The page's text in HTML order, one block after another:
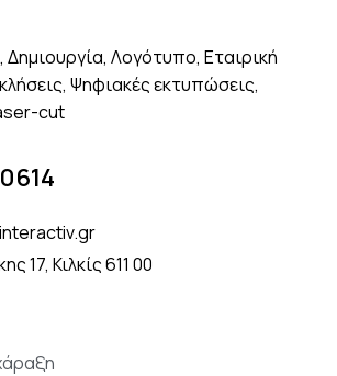
Δημιουργία, Λογότυπο, Εταιρική
Ψηφιακές εκτυπώσεις,
cut
17, Κιλκίς 611 00